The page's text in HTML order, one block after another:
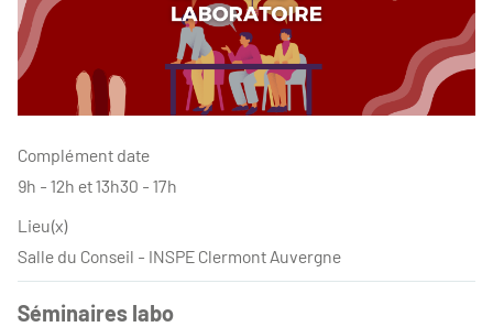
Complément date
9h - 12h et 13h30 - 17h
Lieu(x)
Salle du Conseil - INSPE Clermont Auvergne
Séminaires labo